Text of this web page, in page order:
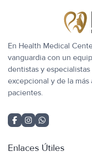
En Health Medical
vanguardia con un
dentistas y
excepcional y de la
pacientes.
Enlaces Útiles